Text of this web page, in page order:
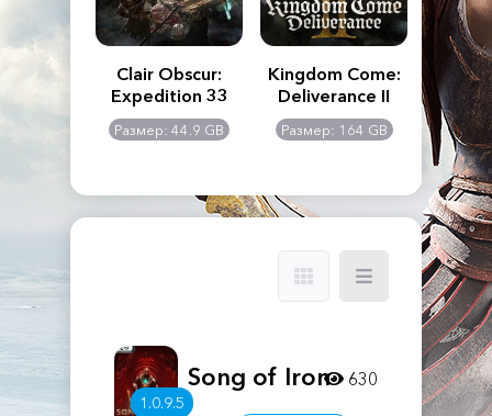
Creed
Clair Obscur:
Expedition 33
Размер: 44.9 GB
Kingdom Come:
Deliverance II
Размер: 164 GB
The
1.0.9.5
Song of Iron 630